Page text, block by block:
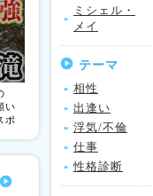
い
実
で
い
ポ
ミシェル・
メイ
テーマ
相性
出逢い
浮気/不倫
仕事
性格診断